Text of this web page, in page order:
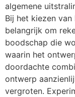
algemene
Bij het kiezen
belangrijk om
boodschap die
waarin het
doordachte
ontwerp
vergroten.